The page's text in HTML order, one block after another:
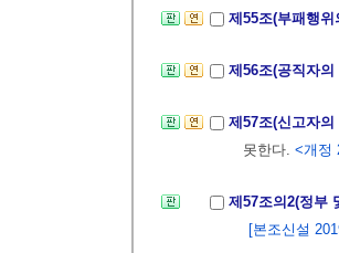
제55조(부패행
제56조(공직자
제57조(신고자
못한다. <개정
제57조의2(정부
[본조신설